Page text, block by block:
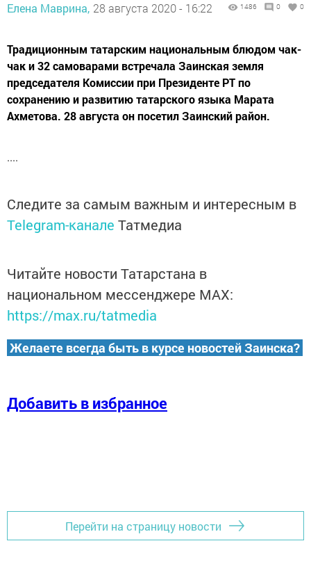
Елена Маврина, 28 августа 2020 - 16:22 1486 0 0
Традиционным татарским национальным блюдом чак-
чак и 32 самоварами встречала Заинская земля
председателя Комиссии при Президенте РТ по
сохранению и развитию татарского языка Марата
Ахметова. 28 августа он посетил Заинский район.
....
Следите за самым важным и интересным в
Telegram-канале Татмедиа
Читайте новости Татарстана в
национальном мессенджере MАХ:
https://max.ru/tatmedia
Желаете всегда быть в курсе новостей Заинска?
Добавить в избранное
Перейти на страницу новости